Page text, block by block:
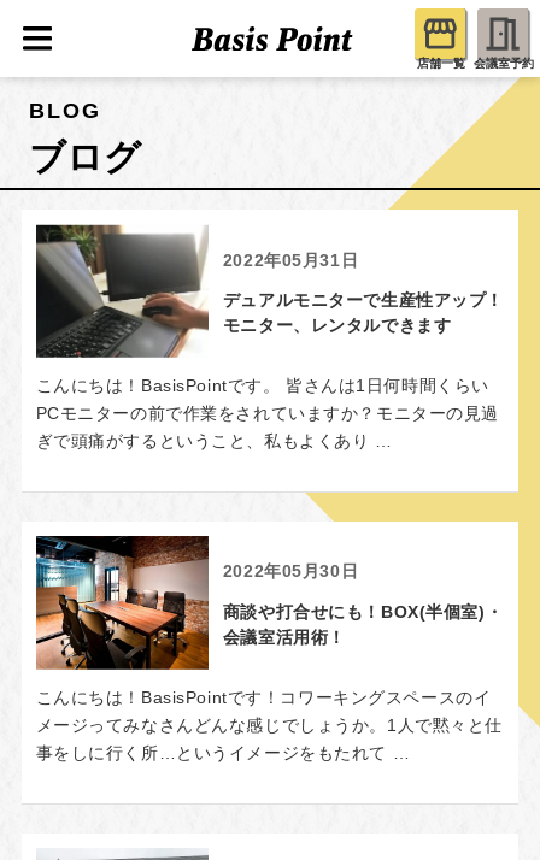
店舗一覧 会議室予約
BLOG
ブログ
2022年05月31日
デュアルモニターで生産性アップ！
モニター、レンタルできます
こんにちは！BasisPointです。 皆さんは1日何時間くらい
PCモニターの前で作業をされていますか？モニターの見過
ぎで頭痛がするということ、私もよくあり …
2022年05月30日
商談や打合せにも！BOX(半個室)・
会議室活用術！
こんにちは！BasisPointです！コワーキングスペースのイ
メージってみなさんどんな感じでしょうか。1人で黙々と仕
事をしに行く所…というイメージをもたれて …